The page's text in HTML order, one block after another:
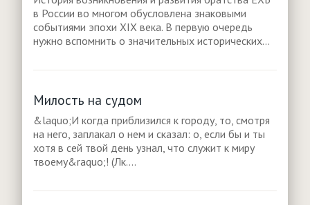
в России во многом обусловлена знаковыми
событиями эпохи ХIХ века. В первую очередь
нужно вспомнить о значительных исторических...
Милость на судом
&laquo;И когда приблизился к городу, то, смотря
на него, заплакал о нем и сказал: о, если бы и ты
хотя в сей твой день узнал, что служит к миру
твоему&raquo;! (Лк....